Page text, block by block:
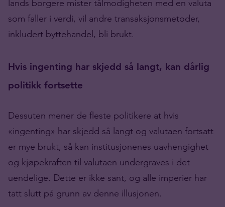
lands borgere mister tålmodigheten med en valuta
som faller i verdi, vil andre transaksjonsmetoder,
inkludert byttehandel, bli brukt.
Hvis ingenting har skjedd så langt, kan dårlig
politikk fortsette
Dessuten mener de fleste politikere at hvis
«ingenting» har skjedd så langt og valutaen fortsatt
er mye brukt, så kan institusjonenes uavhengighet
og kjøpekraften til valutaen undergraves i det
uendelige. Dette er ikke sant, og alle imperier har
tatt slutt på grunn av denne illusjonen.